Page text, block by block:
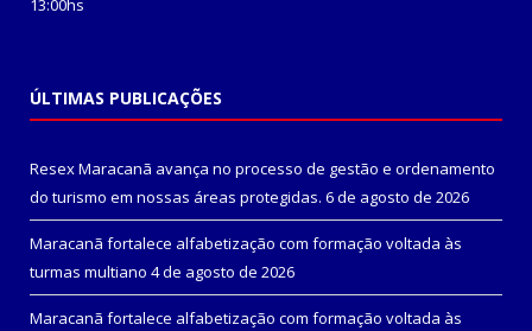
13:00hs
ÚLTIMAS PUBLICAÇÕES
Resex Maracanã avança no processo de gestão e ordenamento
do turismo em nossas áreas protegidas. 6 de agosto de 2026
Maracanã fortalece alfabetização com formação voltada às
turmas multiano 4 de agosto de 2026
Maracanã fortalece alfabetização com formação voltada às